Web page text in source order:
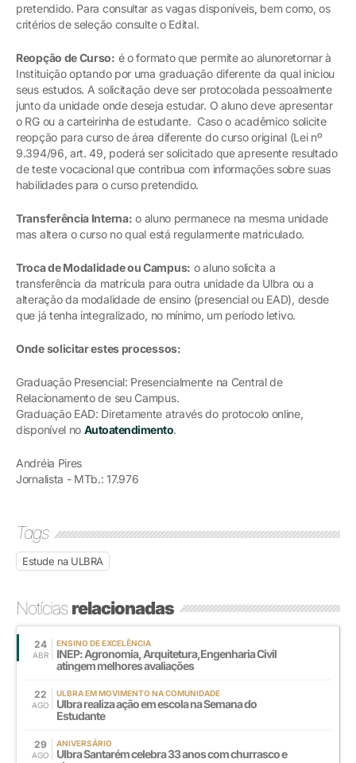
pretendido. Para consultar as vagas disponíveis, bem como, os
critérios de seleção consulte o Edital.
Reopção de Curso: é o formato que permite ao alunoretornar à
Instituição optando por uma graduação diferente da qual iniciou
seus estudos. A solicitação deve ser protocolada pessoalmente
junto da unidade onde deseja estudar. O aluno deve apresentar
o RG ou a carteirinha de estudante. Caso o acadêmico solicite
reopção para curso de área diferente do curso original (Lei nº
9.394/96, art. 49, poderá ser solicitado que apresente resultado
de teste vocacional que contribua com informações sobre suas
habilidades para o curso pretendido.
Transferência Interna: o aluno permanece na mesma unidade
mas altera o curso no qual está regularmente matriculado.
Troca de Modalidade ou Campus: o aluno solicita a
transferência da matrícula para outra unidade da Ulbra ou a
alteração da modalidade de ensino (presencial ou EAD), desde
que já tenha integralizado, no mínimo, um período letivo.
Onde solicitar estes processos:
Graduação Presencial: Presencialmente na Central de
Relacionamento de seu Campus.
Graduação EAD: Diretamente através do protocolo online,
disponível no Autoatendimento.
Andréia Pires
Jornalista - MTb.: 17.976
Tags
Estude na ULBRA
Notíciasrelacionadas
24
ABR
ENSINO DE EXCELÊNCIA
INEP: Agronomia, Arquitetura,Engenharia Civil
atingem melhores avaliações
22
AGO
ULBRA EM MOVIMENTO NA COMUNIDADE
Ulbra realiza ação em escola na Semana do
Estudante
29
AGO
ANIVERSÁRIO
Ulbra Santarém celebra 33 anos com churrasco e